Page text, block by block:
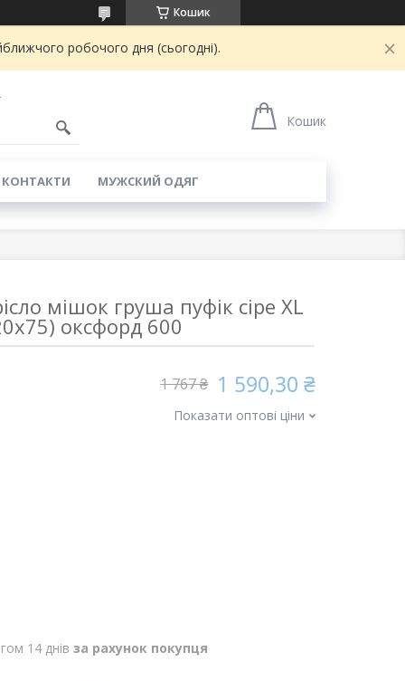
Кошик
робочого дня (сьогодні).
Кошик
КОНТАКТИ МУЖСКИЙ ОДЯГ
мішок груша пуфік сіре XL
оксфорд 600
1 767 ₴ 1 590,30 ₴
Показати оптові ціни
14 днів за рахунок покупця